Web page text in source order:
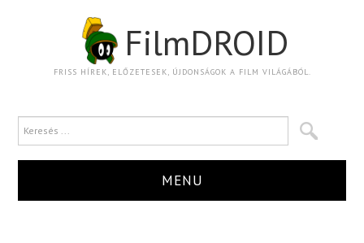
FilmDROID
FRISS HÍREK, ELŐZETESEK, ÚJDONSÁGOK A FILM VILÁGÁBÓL.
MENU